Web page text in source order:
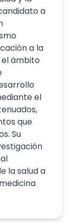
a
a la
ámbito
el
que
Su
la salud a